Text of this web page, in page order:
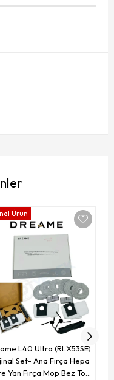
L40 Ultra (RLX53SE)
Set- Ana Fırça Hepa
Yan Fırça Mop Bez Toz
Ürün